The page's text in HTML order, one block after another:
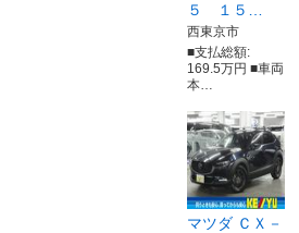
５ １５…
西東京市
■支払総額:
169.5万円 ■車両
本…
マツダ ＣＸ－